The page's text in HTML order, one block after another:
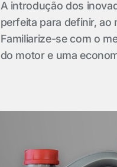
A introdução dos
perfeita para definir,
Familiarize-se com o
do motor e uma